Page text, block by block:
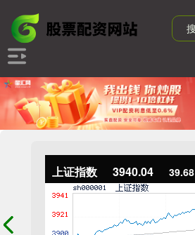
上证指数 3940.04 39.68